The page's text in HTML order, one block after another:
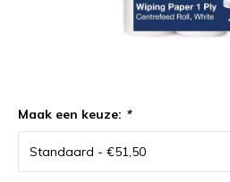
Maak een keuze: *